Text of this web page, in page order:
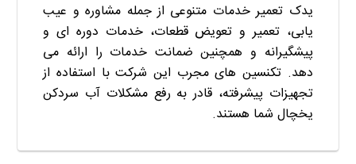
یدک تعمیر خدمات متنوعی از جمله مشاوره و عیب
یابی، تعمیر و تعویض قطعات، خدمات دوره ای و
پیشگیرانه و همچنین ضمانت خدمات را ارائه می
دهد. تکنسین های مجرب این شرکت با استفاده از
تجهیزات پیشرفته، قادر به رفع مشکلات آب سردکن
یخچال شما هستند.